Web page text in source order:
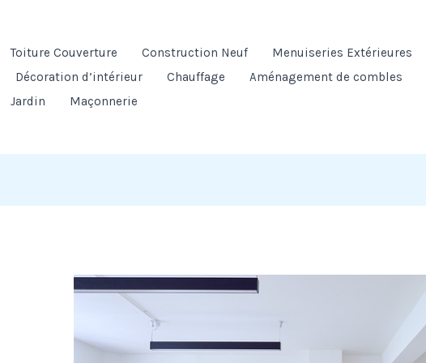
Toiture Couverture Construction Neuf Menuiseries Extérieures
Décoration d’intérieur Chauffage Aménagement de combles
Jardin Maçonnerie